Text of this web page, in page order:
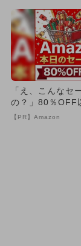
「え、こんなセ
の？」80％OFF
登場！Amazon
【PR】Amazon